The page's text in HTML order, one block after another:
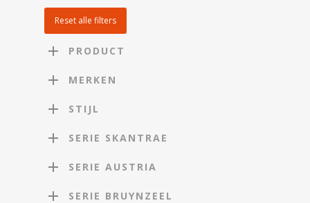
Reset alle filters
PRODUCT
MERKEN
STIJL
SERIE SKANTRAE
SERIE AUSTRIA
SERIE BRUYNZEEL